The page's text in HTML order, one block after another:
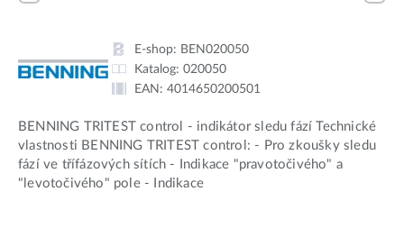
E-shop: BEN020050
Katalog: 020050
EAN: 4014650200501
BENNING TRITEST control - indikátor sledu fází Technické
vlastnosti BENNING TRITEST control: - Pro zkoušky sledu
fází ve třífázových sítích - Indikace "pravotočivého" a
"levotočivého" pole - Indikace